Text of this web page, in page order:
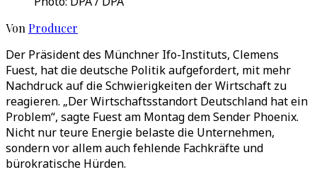
Von Producer
Der Präsident des Münchner Ifo-Instituts, Clemens
Fuest, hat die deutsche Politik aufgefordert, mit mehr
Nachdruck auf die Schwierigkeiten der Wirtschaft zu
reagieren. „Der Wirtschaftsstandort Deutschland hat ein
Problem“, sagte Fuest am Montag dem Sender Phoenix.
Nicht nur teure Energie belaste die Unternehmen,
sondern vor allem auch fehlende Fachkräfte und
bürokratische Hürden.